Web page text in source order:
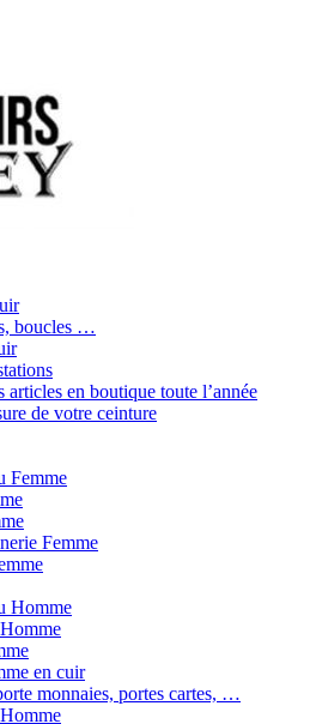
boucles …
articles en boutique toute l’année
de votre ceinture
Femme
Femme
Homme
en cuir
monnaies, portes cartes, …